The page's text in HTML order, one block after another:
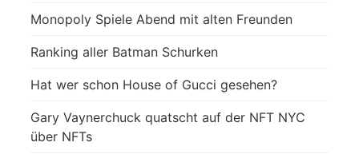
Monopoly Spiele Abend mit alten Freunden
Ranking aller Batman Schurken
Hat wer schon House of Gucci gesehen?
Gary Vaynerchuck quatscht auf der NFT NYC
über NFTs